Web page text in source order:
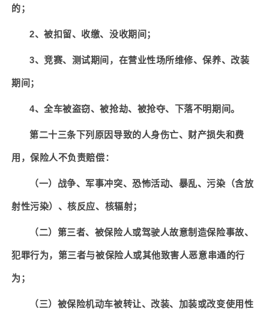
的；
2、被扣留、收缴、没收期间；
3、竞赛、测试期间，在营业性场所维修、保养、改装
期间；
4、全车被盗窃、被抢劫、被抢夺、下落不明期间。
第二十三条下列原因导致的人身伤亡、财产损失和费
用，保险人不负责赔偿：
（一）战争、军事冲突、恐怖活动、暴乱、污染（含放
射性污染）、核反应、核辐射；
（二）第三者、被保险人或驾驶人故意制造保险事故、
犯罪行为，第三者与被保险人或其他致害人恶意串通的行
为；
（三）被保险机动车被转让、改装、加装或改变使用性